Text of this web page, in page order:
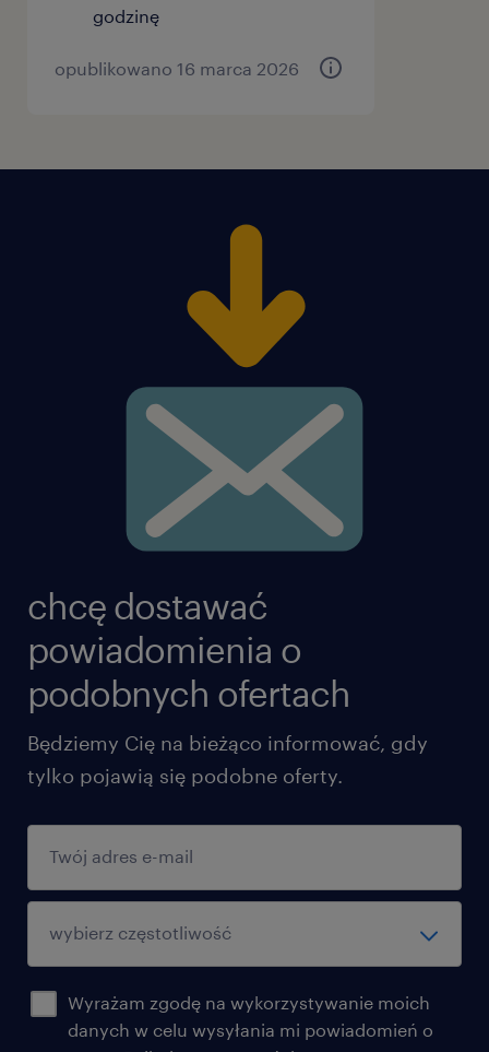
godzinę
opublikowano 16 marca 2026
chcę dostawać
powiadomienia o
podobnych ofertach
Będziemy Cię na bieżąco informować, gdy
tylko pojawią się podobne oferty.
Wyrażam zgodę na wykorzystywanie moich
danych w celu wysyłania mi powiadomień o